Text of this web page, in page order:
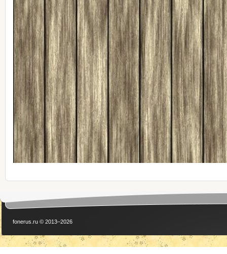
fonerus.ru © 2013–2026